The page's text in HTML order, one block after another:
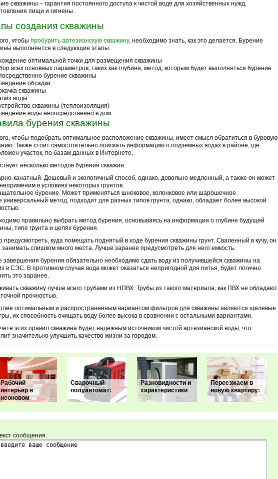
скважины – гарантия постоянного доступа к чистой воде для хозяйственных нужд,
пищи и гигиены.
создания скважины
чтобы пробурить артезианскую скважину, необходимо знать, как это делается. Бурение
выполняется в следующие этапы:
оптимальной точки для размещения скважины
всех основных параметров, таких как глубина, метод, которым будет выполняться бурение
бурение скважины
обсадки
скважины
воды
скважины (теплоизоляция)
воды непосредственно в дом
бурения скважины
чтобы подобрать оптимальное расположение скважины, имеет смысл обратиться в буровую
Также стоит самостоятельно поискать информацию о подземных водах в районе, где
участок, по базам данных в Интернете.
несколько методов бурения скважин:
канатный. Дешевый и экологичный способ, однако, довольно медленный, а также он может
в условиях некоторых грунтов.
бурение. Может применяться шнековое, колонковое или шарошечное.
универсальный метод, подходит для разных типов грунта, однако, обладает более высокой
правильно выбрать метод бурения, основываясь на информации о глубине будущей
типе грунта и целях бурения.
предусмотреть, куда помещать поднятый в ходе бурения скважины грунт. Сваленный в кучу, он
занимать слишком много места. Лучше заранее предусмотреть для него емкость.
завершения бурения обязательно необходимо сдать воду из получившейся скважины на
в СЭС. В противном случае вода может оказаться непригодной для питья, будет логично
это заранее.
скважину лучше всего трубами из НПВХ. Трубы из такого материала, как ПВХ не обладают
прочностью.
оптимальным и распространенным вариантом фильтров для скважины являются щелевые
их способность очищать воду более высока в сравнении с остальными вариантами.
этих правил скважина будет надежным источником чистой артезианской воды, что
значительно улучшить качество жизни за городом.
Рабочий
интерьер в
неоновом
Сварочный
полуавтомат:
Разновидности и
характеристики
Переезжаем в
новую квартиру:
сообщения: